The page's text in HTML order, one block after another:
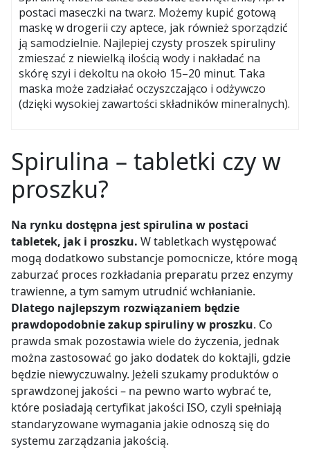
postaci maseczki na twarz. Możemy kupić gotową
maskę w drogerii czy aptece, jak również sporządzić
ją samodzielnie. Najlepiej czysty proszek spiruliny
zmieszać z niewielką ilością wody i nakładać na
skórę szyi i dekoltu na około 15–20 minut. Taka
maska może zadziałać oczyszczająco i odżywczo
(dzięki wysokiej zawartości składników mineralnych).
Spirulina – tabletki czy w
proszku?
Na rynku dostępna jest spirulina w postaci
tabletek, jak i proszku. W tabletkach występować
mogą dodatkowo substancje pomocnicze, które mogą
zaburzać proces rozkładania preparatu przez enzymy
trawienne, a tym samym utrudnić wchłanianie.
Dlatego najlepszym rozwiązaniem będzie
prawdopodobnie zakup spiruliny w proszku. Co
prawda smak pozostawia wiele do życzenia, jednak
można zastosować go jako dodatek do koktajli, gdzie
będzie niewyczuwalny. Jeżeli szukamy produktów o
sprawdzonej jakości – na pewno warto wybrać te,
które posiadają certyfikat jakości ISO, czyli spełniają
standaryzowane wymagania jakie odnoszą się do
systemu zarządzania jakością.